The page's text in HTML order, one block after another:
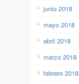
junio 2018
mayo 2018
abril 2018
marzo 2018
febrero 2018